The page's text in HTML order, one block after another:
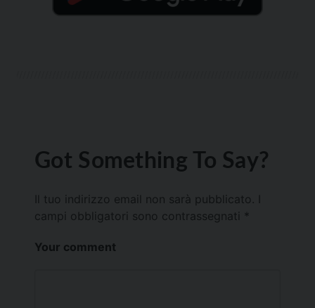
Got Something To Say?
Il tuo indirizzo email non sarà pubblicato.
campi obbligatori sono contrassegnati *
Your comment